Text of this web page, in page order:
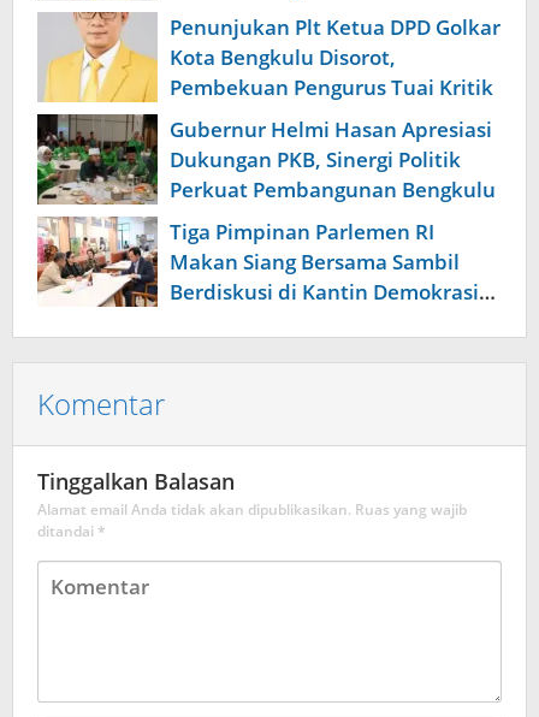
Penunjukan Plt Ketua DPD Golkar
Kota Bengkulu Disorot,
Pembekuan Pengurus Tuai Kritik
Gubernur Helmi Hasan Apresiasi
Dukungan PKB, Sinergi Politik
Perkuat Pembangunan Bengkulu
Tiga Pimpinan Parlemen RI
Makan Siang Bersama Sambil
Berdiskusi di Kantin Demokrasi
Komentar
Tinggalkan Balasan
Alamat email Anda tidak akan dipublikasikan. Ruas yang wajib
ditandai *